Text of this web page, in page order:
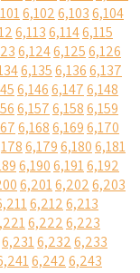
6,1026,1036,104
6,1136,1146,115
6,1246,1256,126
6,1356,1366,137
6,1466,1476,148
6,1576,1586,159
6,1686,1696,170
6,1796,1806,181
6,1906,1916,192
6,2016,2026,203
6,2126,213
6,2226,223
6,2316,2326,233
6,2426,243